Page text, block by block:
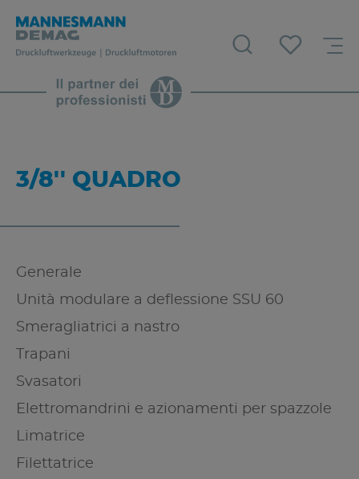
3/8'' QUADRO
Generale
Unità modulare a deflessione SSU 60
Smeragliatrici a nastro
Trapani
Svasatori
Elettromandrini e azionamenti per spazzole
Limatrice
Filettatrice